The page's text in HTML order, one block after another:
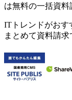
は無料の一括資料
ITトレンドがおす
まとめて資料請求